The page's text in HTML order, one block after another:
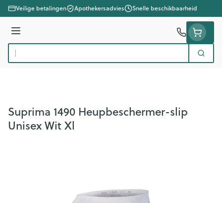
Ga naar de inhoud
Veilige betalingen Apothekersadvies Snelle beschikbaarheid
Menu
Product, merk, categorie...
Zoek
Suprima 1490 Heupbeschermer-slip
Unisex Wit Xl